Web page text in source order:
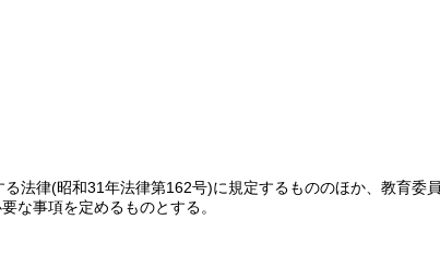
る法律(昭和31年法律第162号)に規定するもののほか、教育委
な事項を定めるものとする。